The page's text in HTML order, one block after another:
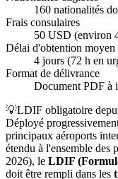
160 nationalités
Frais consulaires
50 USD (environ
Délai d'obtention moyen
4 jours (72 h en
Format de délivrance
Document PDF à
💡LDIF obligatoire
Déployé
principaux aéroports
étendu à l'ensemble des
2026), le LDIF
doit être rempli dans les